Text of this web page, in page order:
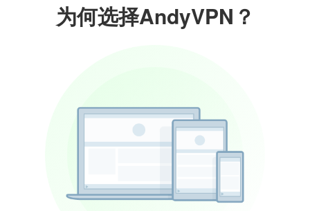
为何选择AndyVPN？